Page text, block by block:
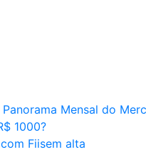
Mensal do
1000?
Fiisem alta